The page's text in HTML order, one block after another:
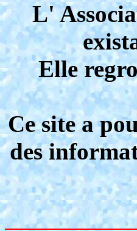
L'
Elle
Ce site a
des